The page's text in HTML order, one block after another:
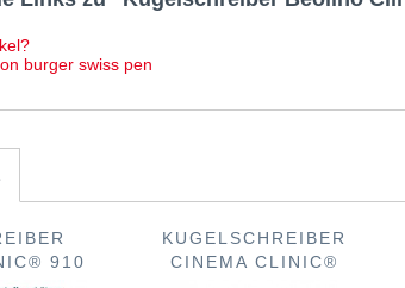
burger swiss pen
910
KUGELSCHREIBER
CINEMA CLINIC®